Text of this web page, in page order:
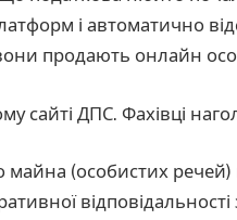
і автоматично
продають онлайн
сайті ДПС. Фахівці
майна (особистих речей)